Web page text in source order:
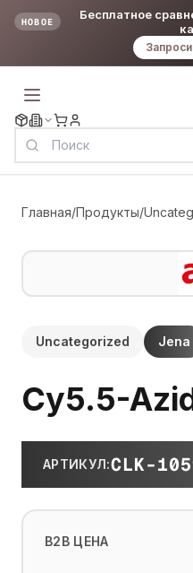
НОВОЕ
Бесплатное
Главная/Продукты/
Uncategorized Jena
Cy5.5-
АРТИКУЛ:CLK-
B2B ЦЕНА